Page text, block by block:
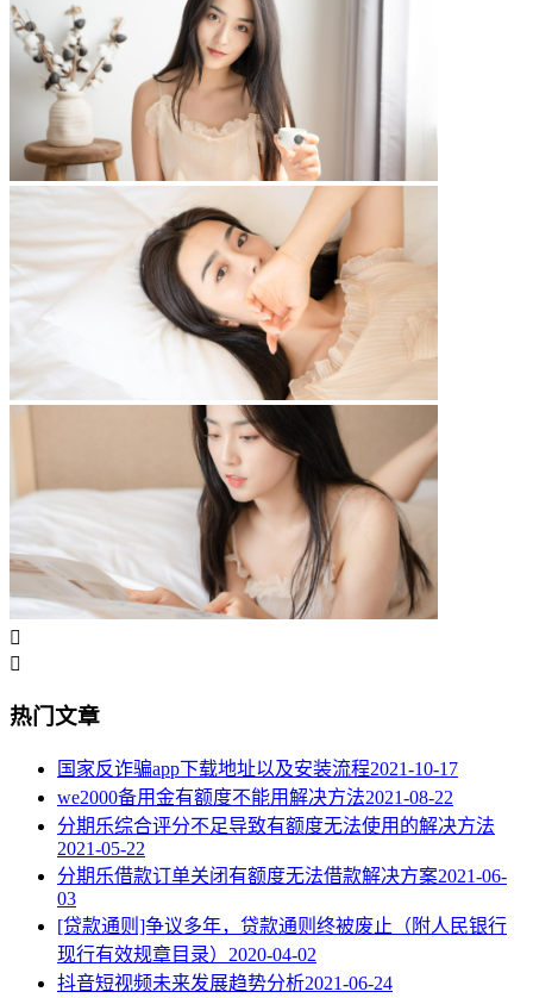


热门文章
国家反诈骗app下载地址以及安装流程2021-10-17
we2000备用金有额度不能用解决方法2021-08-22
分期乐综合评分不足导致有额度无法使用的解决方法
2021-05-22
分期乐借款订单关闭有额度无法借款解决方案2021-06-
03
[贷款通则]争议多年，贷款通则终被废止（附人民银行
现行有效规章目录） 2020-04-02
抖音短视频未来发展趋势分析2021-06-24